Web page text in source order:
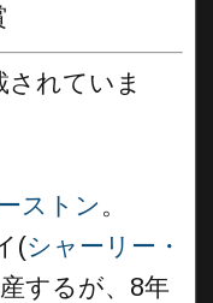
されていま
ストン 。
(シャーリー・
するが、8年